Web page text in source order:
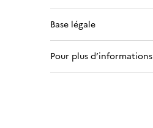
Base légale
Pour plus d’informations